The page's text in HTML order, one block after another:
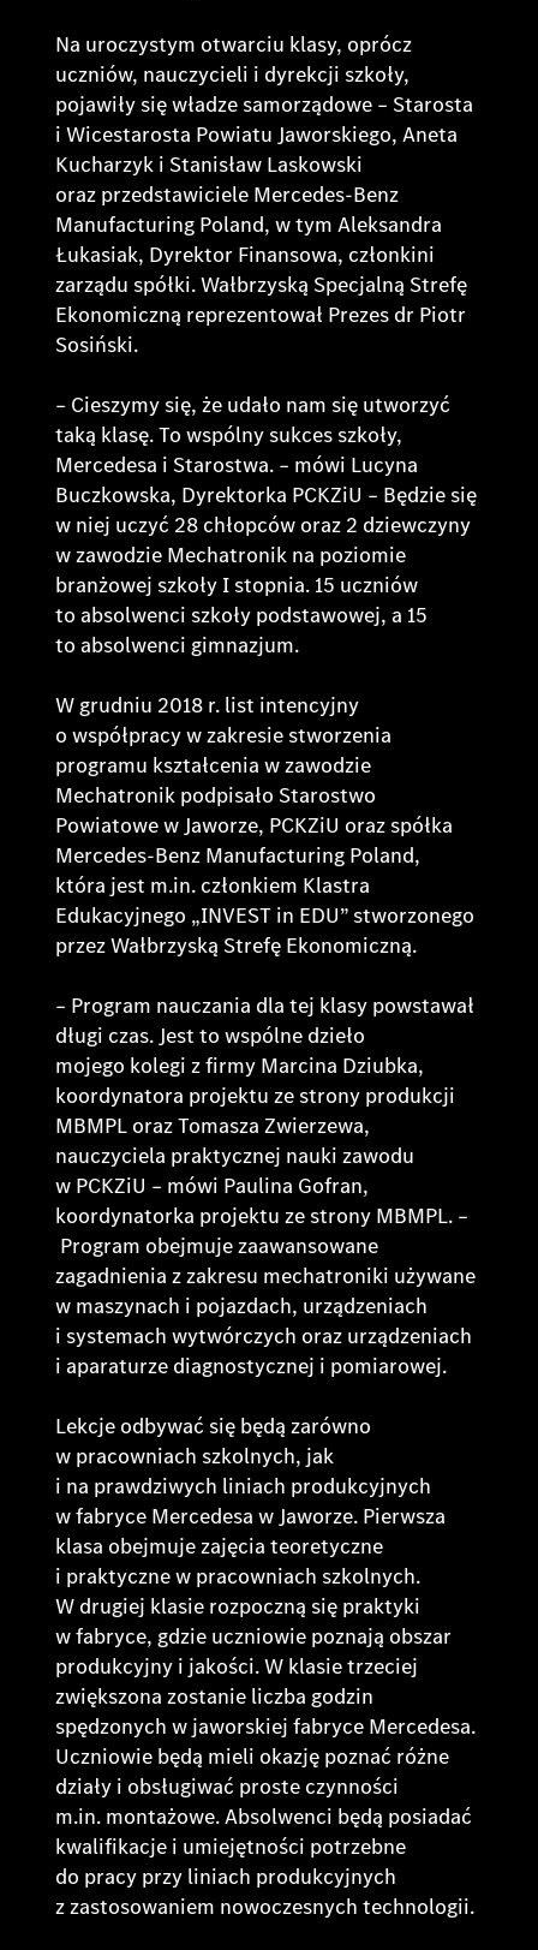
Na uroczystym otwarciu klasy, oprócz
uczniów, nauczycieli i dyrekcji szkoły,
pojawiły się władze samorządowe – Starosta
i Wicestarosta Powiatu Jaworskiego, Aneta
Kucharzyk i Stanisław Laskowski
oraz przedstawiciele Mercedes-Benz
Manufacturing Poland, w tym Aleksandra
Łukasiak, Dyrektor Finansowa, członkini
zarządu spółki. Wałbrzyską Specjalną Strefę
Ekonomiczną reprezentował Prezes dr Piotr
Sosiński.
– Cieszymy się, że udało nam się utworzyć
taką klasę. To wspólny sukces szkoły,
Mercedesa i Starostwa. – mówi Lucyna
Buczkowska, Dyrektorka PCKZiU – Będzie się
w niej uczyć 28 chłopców oraz 2 dziewczyny
w zawodzie Mechatronik na poziomie
branżowej szkoły I stopnia. 15 uczniów
to absolwenci szkoły podstawowej, a 15
to absolwenci gimnazjum.
W grudniu 2018 r. list intencyjny
o współpracy w zakresie stworzenia
programu kształcenia w zawodzie
Mechatronik podpisało Starostwo
Powiatowe w Jaworze, PCKZiU oraz spółka
Mercedes-Benz Manufacturing Poland,
która jest m.in. członkiem Klastra
Edukacyjnego „INVEST in EDU” stworzonego
przez Wałbrzyską Strefę Ekonomiczną.
– Program nauczania dla tej klasy powstawał
długi czas. Jest to wspólne dzieło
mojego kolegi z firmy Marcina Dziubka,
koordynatora projektu ze strony produkcji
MBMPL oraz Tomasza Zwierzewa,
nauczyciela praktycznej nauki zawodu
w PCKZiU – mówi Paulina Gofran,
koordynatorka projektu ze strony MBMPL. –
Program obejmuje zaawansowane
zagadnienia z zakresu mechatroniki używane
w maszynach i pojazdach, urządzeniach
i systemach wytwórczych oraz urządzeniach
i aparaturze diagnostycznej i pomiarowej.
Lekcje odbywać się będą zarówno
w pracowniach szkolnych, jak
i na prawdziwych liniach produkcyjnych
w fabryce Mercedesa w Jaworze. Pierwsza
klasa obejmuje zajęcia teoretyczne
i praktyczne w pracowniach szkolnych.
W drugiej klasie rozpoczną się praktyki
w fabryce, gdzie uczniowie poznają obszar
produkcyjny i jakości. W klasie trzeciej
zwiększona zostanie liczba godzin
spędzonych w jaworskiej fabryce Mercedesa.
Uczniowie będą mieli okazję poznać różne
działy i obsługiwać proste czynności
m.in. montażowe. Absolwenci będą posiadać
kwalifikacje i umiejętności potrzebne
do pracy przy liniach produkcyjnych
z zastosowaniem nowoczesnych technologii.